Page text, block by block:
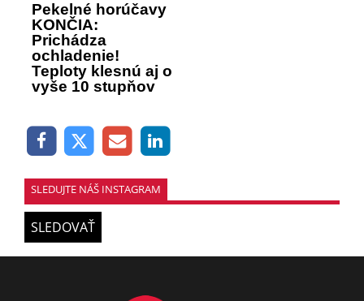
Pekelné horúčavy
KONČIA:
Prichádza
ochladenie!
Teploty klesnú aj o
vyše 10 stupňov
SLEDUJTE NÁŠ INSTAGRAM
SLEDOVAŤ